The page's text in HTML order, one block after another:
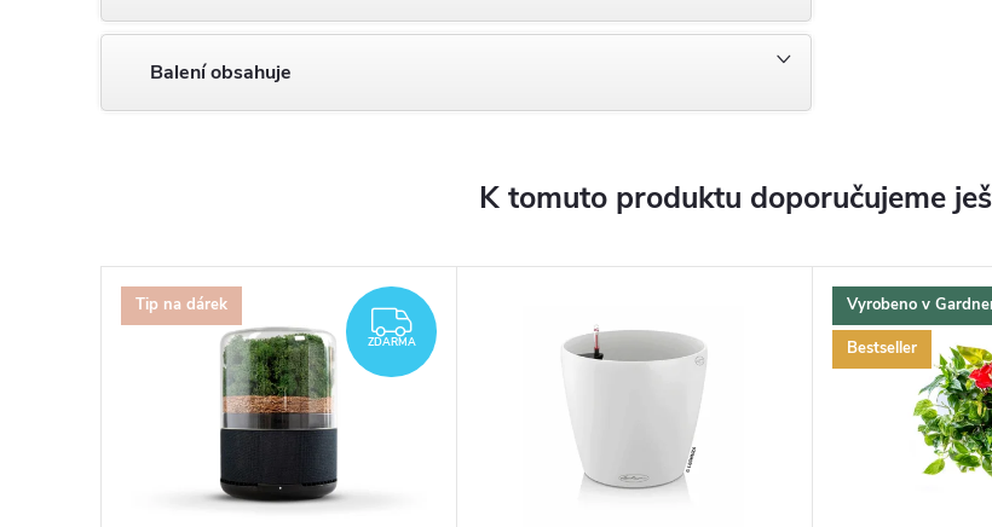
Balení obsahuje
K tomuto produktu doporučujeme
Tip na dárek
ZDARMA
ZDARMA
Vyrobeno v
Bestseller